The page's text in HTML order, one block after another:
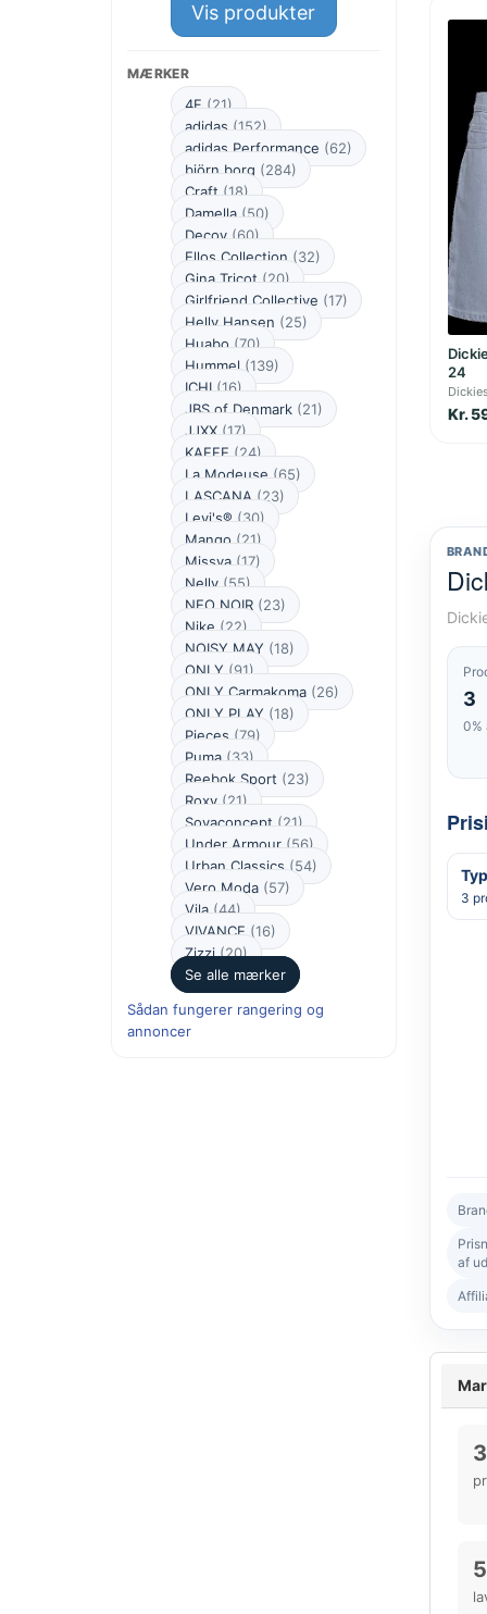
Vis produkter
MÆRKER
4F (21)
adidas (152)
adidas Performance (62)
björn borg (284)
Craft (18)
Damella (50)
Decoy (60)
Ellos Collection (32)
Gina Tricot (20)
Girlfriend Collective (17)
Helly Hansen (25)
Huabo (70)
Hummel (139)
ICHI (16)
JBS of Denmark (21)
JJXX (17)
KAFFE (24)
La Modeuse (65)
LASCANA (23)
Levi's® (30)
Mango (21)
Missya (17)
Nelly (55)
NEO NOIR (23)
Nike (22)
NOISY MAY (18)
ONLY (91)
ONLY Carmakoma (26)
ONLY PLAY (18)
Pieces (79)
Puma (33)
Reebok Sport (23)
Roxy (21)
Soyaconcept (21)
Under Armour (56)
Urban Classics (54)
Vero Moda (57)
Vila (44)
VIVANCE (16)
Zizzi(20)
Se alle mærker
Sådan fungerer rangering og
annoncer
24
Dickies
Kr.
3
0%
3
af
3